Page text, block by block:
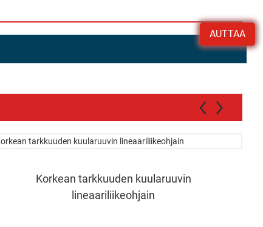
AUTTAA
Korkean tarkkuuden kuularuuvin
lineaariliikeohjain